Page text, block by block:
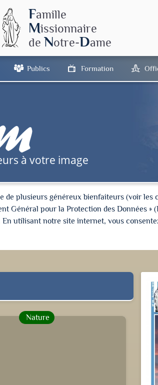
Famille
Missionnaire
de Notre-Dame
Publics Formation
à votre image
de plusieurs généreux bienfaiteurs (voir les
Général pour la Protection des Données »
utilisant notre site internet, vous
Nature